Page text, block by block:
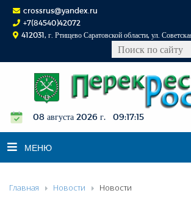
crossrus@yandex.ru
+7(84540)42072
412031, г. Ртищево Саратовской области, ул.
08 августа 2026 г. 09:17:16
МЕНЮ
НОВОСТИ
Главная Новости Новости